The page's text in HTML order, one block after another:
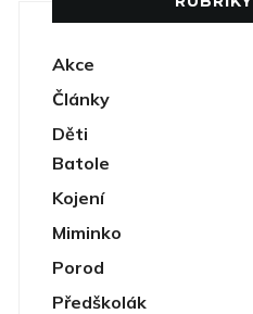
Akce
Články
Děti
Batole
Kojení
Miminko
Porod
Předškolák